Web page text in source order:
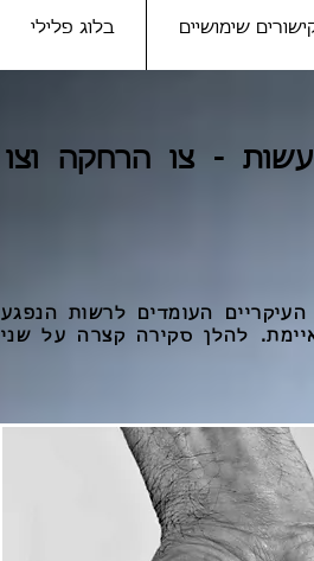
בלוג פלילי שימושיים
- צו הרחקה וצו
העיקריים העומדים לרשות הנפגע
להלן סקירה קצרה על שני